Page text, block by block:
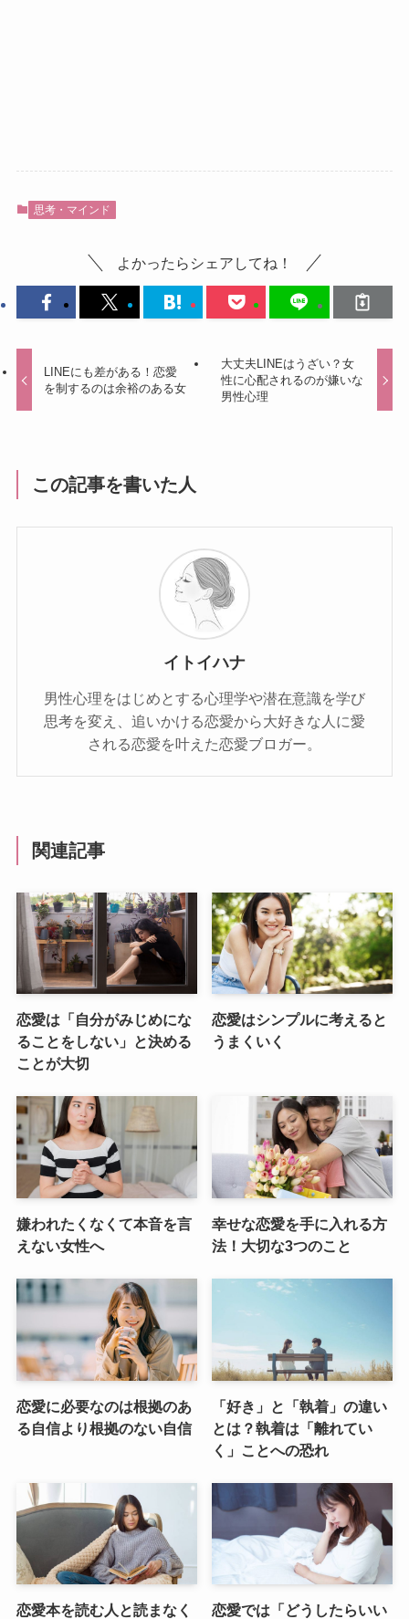
思考・マインド
よかったらシェアしてね！
LINEにも差がある！恋愛
を制するのは余裕のある女
大丈夫LINEはうざい？女
性に心配されるのが嫌いな
男性心理
この記事を書いた人
イトイハナ
男性心理をはじめとする心理学や潜在意識を学び
思考を変え、追いかける恋愛から大好きな人に愛
される恋愛を叶えた恋愛ブロガー。
関連記事
恋愛は「自分がみじめにな
ることをしない」と決める
ことが大切
恋愛はシンプルに考えると
うまくいく
嫌われたくなくて本音を言
えない女性へ
幸せな恋愛を手に入れる方
法！大切な3つのこと
恋愛に必要なのは根拠のあ
る自信より根拠のない自信
「好き」と「執着」の違い
とは？執着は「離れてい
く」ことへの恐れ
恋愛本を読む人と読まなく 恋愛では「どうしたらいい